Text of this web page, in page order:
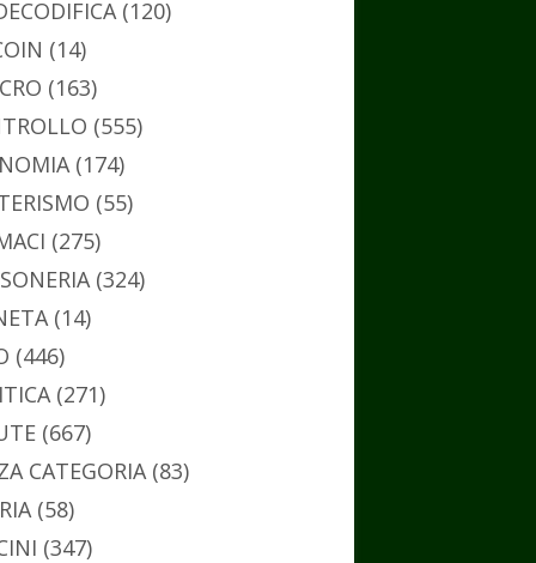
(120)
(14)
(163)
(555)
(174)
(55)
(275)
(324)
(14)
(446)
(271)
(667)
CATEGORIA(83)
(58)
(347)